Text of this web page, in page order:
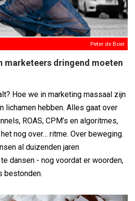
Peter de Boer
marketeers dringend moeten
Hoe we in marketing massaal zijn
lichamen hebben. Alles gaat over
ROAS, CPM’s en algoritmes,
nog over… ritme. Over beweging.
al duizenden jaren
dansen - nog voordat er woorden,
bestonden.